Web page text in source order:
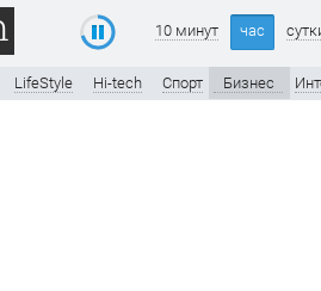
10 минут час
LifeStyle Hi-tech Спорт Бизнес